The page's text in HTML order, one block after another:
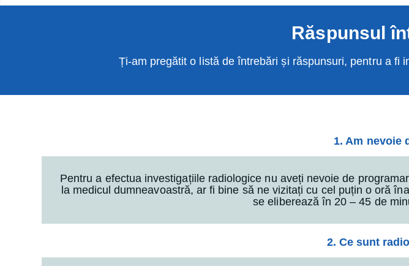
Răspunsul
Ți-am pregătit o listă de întrebări și răspunsuri, pentru a fi
1. Am nevoie
Pentru a efectua investigațiile radiologice nu aveți nevoie de
la medicul dumneavoastră, ar fi bine să ne vizitați cu cel puțin o oră
se eliberează în 20 – 45 de
2. Ce sunt